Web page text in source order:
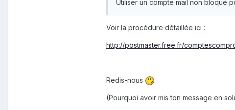
Utiliser un compte mail non bloqué
Voir la procédure détaillée ici :
http://postmaster.free.fr/
Redis-nous
(Pourquoi avoir mis ton message en